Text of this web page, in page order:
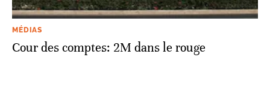
MÉDIAS
Cour des comptes: 2M dans le rouge